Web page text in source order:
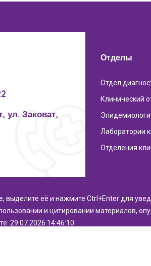
ул. Заковат,
Отделы
Отдел
Клинический
Лаборатории
Отделения
выделите её и нажмите Ctrl+Enter для
и цитировании материалов,
29.07.2026 14:46:10